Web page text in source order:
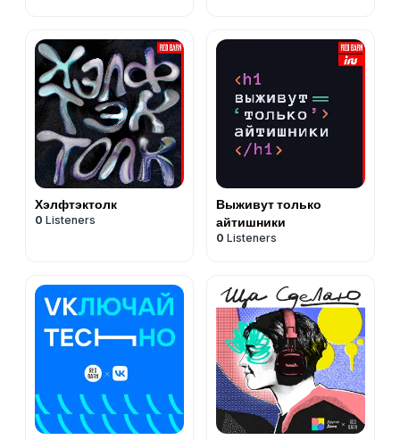
Хэлфтэктолк
0 Listeners
Выживут только
айтишники
0 Listeners